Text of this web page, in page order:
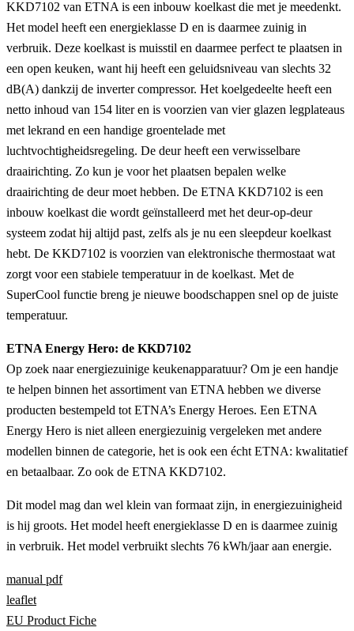
KKD7102 van ETNA is een inbouw koelkast die met je meedenkt.
Het model heeft een energieklasse D en is daarmee zuinig in
verbruik. Deze koelkast is muisstil en daarmee perfect te plaatsen in
een open keuken, want hij heeft een geluidsniveau van slechts 32
dB(A) dankzij de inverter compressor. Het koelgedeelte heeft een
netto inhoud van 154 liter en is voorzien van vier glazen legplateaus
met lekrand en een handige groentelade met
luchtvochtigheidsregeling. De deur heeft een verwisselbare
draairichting. Zo kun je voor het plaatsen bepalen welke
draairichting de deur moet hebben. De ETNA KKD7102 is een
inbouw koelkast die wordt geïnstalleerd met het deur-op-deur
systeem zodat hij altijd past, zelfs als je nu een sleepdeur koelkast
hebt. De KKD7102 is voorzien van elektronische thermostaat wat
zorgt voor een stabiele temperatuur in de koelkast. Met de
SuperCool functie breng je nieuwe boodschappen snel op de juiste
temperatuur.
ETNA Energy Hero: de KKD7102
Op zoek naar energiezuinige keukenapparatuur? Om je een handje
te helpen binnen het assortiment van ETNA hebben we diverse
producten bestempeld tot ETNA’s Energy Heroes. Een ETNA
Energy Hero is niet alleen energiezuinig vergeleken met andere
modellen binnen de categorie, het is ook een écht ETNA: kwalitatief
en betaalbaar. Zo ook de ETNA KKD7102.
Dit model mag dan wel klein van formaat zijn, in energiezuinigheid
is hij groots. Het model heeft energieklasse D en is daarmee zuinig
in verbruik. Het model verbruikt slechts 76 kWh/jaar aan energie.
manual pdf
leaflet
EU Product Fiche